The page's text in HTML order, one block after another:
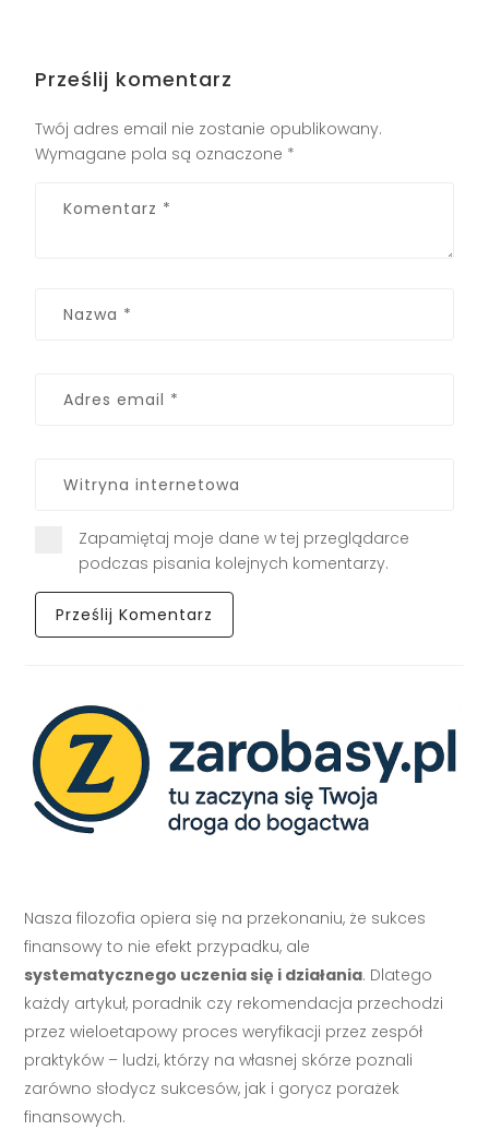
Prześlij komentarz
Twój adres email nie zostanie opublikowany.
Wymagane pola są oznaczone *
Zapamiętaj moje dane w tej przeglądarce
podczas pisania kolejnych komentarzy.
Nasza filozofia opiera się na przekonaniu, że sukces
finansowy to nie efekt przypadku, ale
systematycznego uczenia się i działania. Dlatego
każdy artykuł, poradnik czy rekomendacja przechodzi
przez wieloetapowy proces weryfikacji przez zespół
praktyków – ludzi, którzy na własnej skórze poznali
zarówno słodycz sukcesów, jak i gorycz porażek
finansowych.